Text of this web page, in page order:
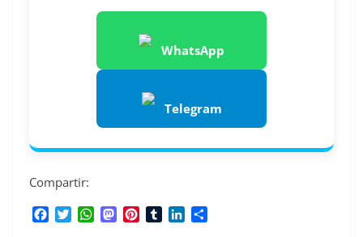
WhatsApp
Telegram
Compartir:
W
M